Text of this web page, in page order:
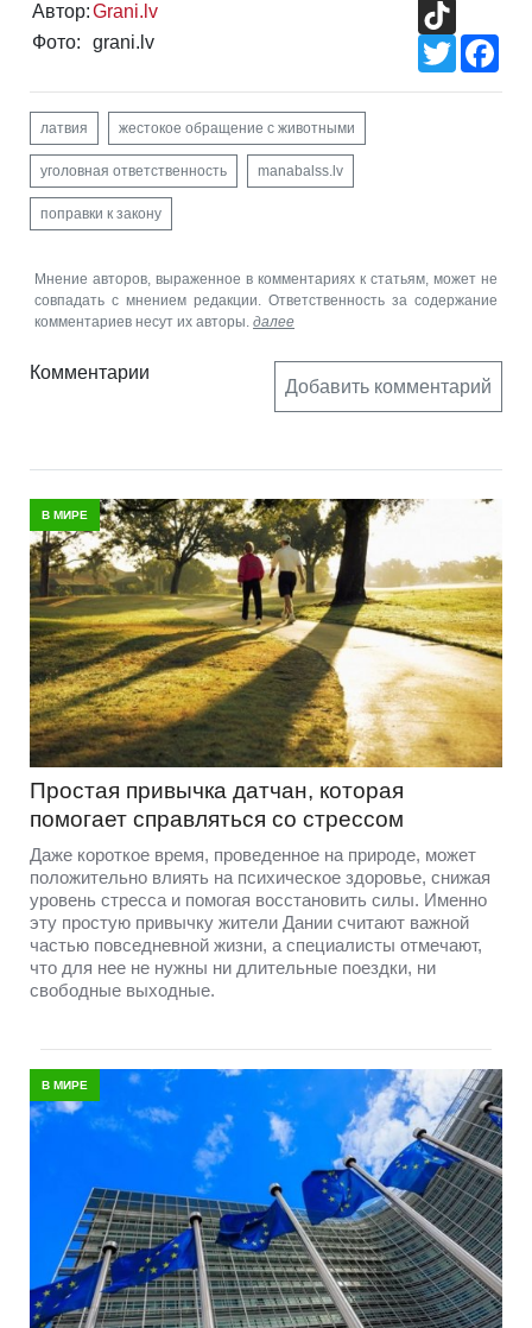
Автор:Grani.lv
Фото:
grani.lv
Twitter
латвия жестокое обращение с животными
уголовная ответственность manabalss.lv
поправки к закону
Мнение авторов, выраженное в комментариях к статьям, может не
совпадать с мнением редакции. Ответственность за содержание
комментариев несут их авторы. далее
Комментарии
Добавить комментарий
В МИРЕ
Простая привычка датчан, которая
помогает справляться со стрессом
Даже короткое время, проведенное на природе, может
положительно влиять на психическое здоровье, снижая
уровень стресса и помогая восстановить силы. Именно
эту простую привычку жители Дании считают важной
частью повседневной жизни, а специалисты отмечают,
что для нее не нужны ни длительные поездки, ни
свободные выходные.
В МИРЕ